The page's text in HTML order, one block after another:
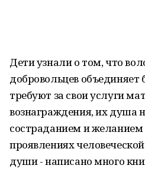
Дети узнали о том, что
добровольцев объединяет
требуют за свои услуги
вознаграждения, их душа
состраданием и
проявлениях
души - написано много